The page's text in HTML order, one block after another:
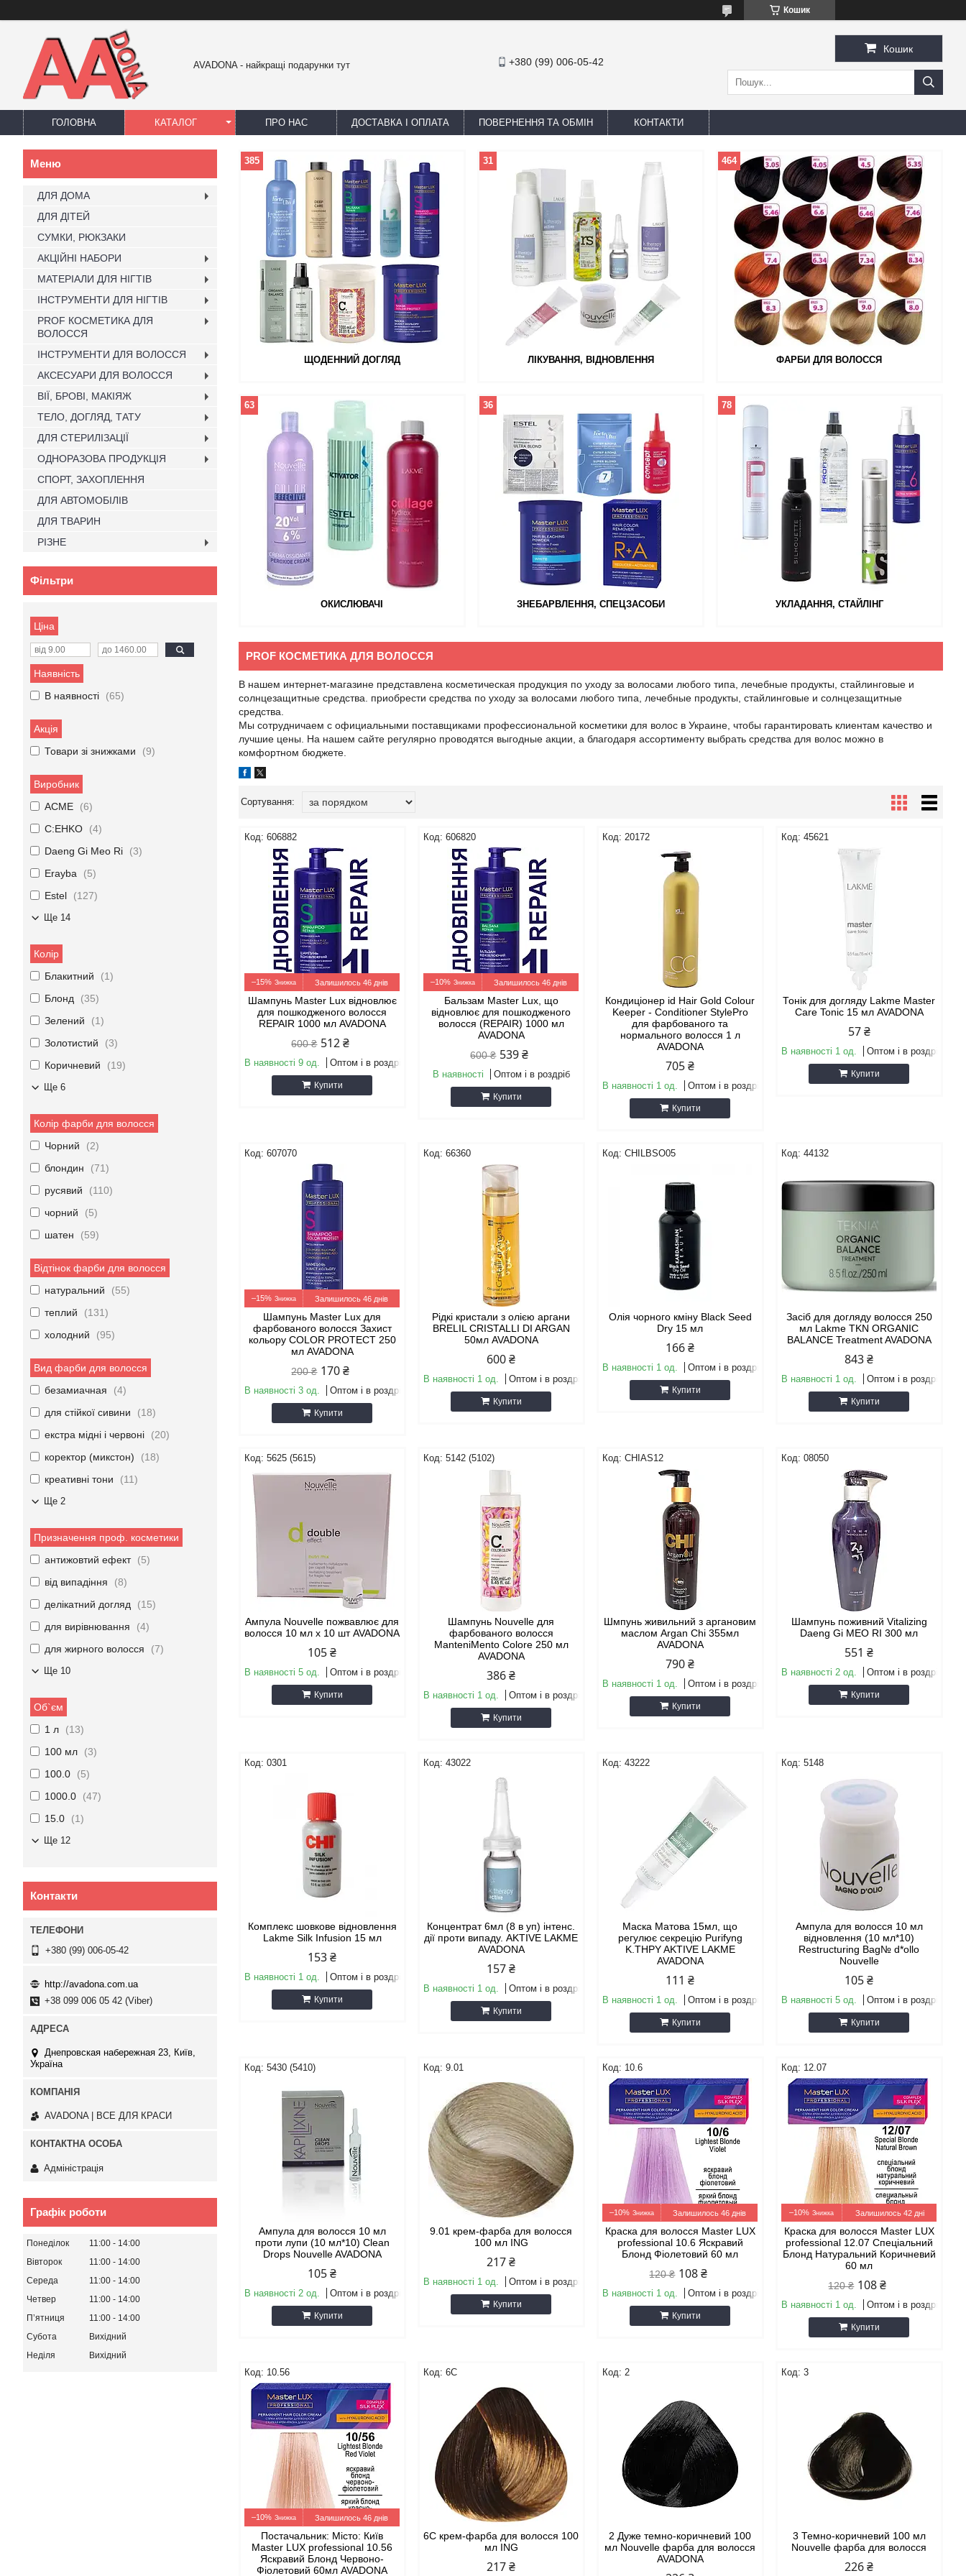
Кошик
AVADONA - найкращі подарунки тут +380 (99) 006-05-42
Кошик
ГОЛОВНА КАТАЛОГ ПРО НАС ДОСТАВКА І ОПЛАТА ПОВЕРНЕННЯ ТА ОБМІН КОНТАКТИ
ЩОДЕННИЙ ДОГЛЯД
385
ЛІКУВАННЯ, ВІДНОВЛЕННЯ
31
ФАРБИ ДЛЯ ВОЛОССЯ
464
ОКИСЛЮВАЧІ
63
ЗНЕБАРВЛЕННЯ, СПЕЦЗАСОБИ
36
УКЛАДАННЯ, СТАЙЛІНГ
78
PROF КОСМЕТИКА ДЛЯ ВОЛОССЯ
В нашем интернет-магазине представлена косметическая продукция по уходу за волосами любого типа, лечебные продукты, стайлинговые и
солнцезащитные средства. приобрести средства по уходу за волосами любого типа, лечебные продукты, стайлинговые и солнцезащитные
средства.
Мы сотрудничаем с официальными поставщиками профессиональной косметики для волос в Украине, чтобы гарантировать клиентам качество и
лучшие цены. На нашем сайте регулярно проводятся выгодные акции, а благодаря ассортименту выбрать средства для волос можно в
комфортном бюджете.
606882
–15% Залишилось 46 днів
Шампунь Master Lux відновлює
для пошкодженого волосся
REPAIR 1000 мл AVADONA
600 ₴ 512 ₴
В наявності 9 од. Оптом і в роздріб
Купити
606820
–10% Залишилось 46 днів
Бальзам Master Lux, що
відновлює для пошкодженого
волосся (REPAIR) 1000 мл
AVADONA
600 ₴ 539 ₴
В наявності Оптом і в роздріб
Купити
20172
Кондиціонер id Hair Gold Colour
Keeper - Conditioner StylePro
для фарбованого та
нормального волосся 1 л
AVADONA
705 ₴
В наявності 1 од. Оптом і в роздріб
Купити
45621
Тонік для догляду Lakme Master
Care Tonic 15 мл AVADONA
57 ₴
В наявності 1 од. Оптом і в роздріб
Купити
607070
–15% Залишилось 46 днів
Шампунь Master Lux для
фарбованого волосся Захист
кольору COLOR PROTECT 250
мл AVADONA
200 ₴ 170 ₴
В наявності 3 од. Оптом і в роздріб
Купити
66360
Рідкі кристали з олією аргани
BRELIL CRISTALLI DI ARGAN
50мл AVADONA
600 ₴
В наявності 1 од. Оптом і в роздріб
Купити
CHILBSO05
Олія чорного кміну Black Seed
Dry 15 мл
166 ₴
В наявності 1 од. Оптом і в роздріб
Купити
44132
Засіб для догляду волосся 250
мл Lakme TKN ORGANIC
BALANCE Treatment AVADONA
843 ₴
В наявності 1 од. Оптом і в роздріб
Купити
5625 (5615)
Ампула Nouvelle пожвавлює для
волосся 10 мл x 10 шт AVADONA
105 ₴
В наявності 5 од. Оптом і в роздріб
Купити
5142 (5102)
Шампунь Nouvelle для
фарбованого волосся
ManteniMento Colore 250 мл
AVADONA
386 ₴
В наявності 1 од. Оптом і в роздріб
Купити
CHIAS12
Шмпунь живильний з аргановим
маслом Argan Chi 355мл
AVADONA
790 ₴
В наявності 1 од. Оптом і в роздріб
Купити
08050
Шампунь поживний Vitalizing
Daeng Gi MEO RI 300 мл
551 ₴
В наявності 2 од. Оптом і в роздріб
Купити
0301
Комплекс шовкове відновлення
Lakme Silk Infusion 15 мл
153 ₴
В наявності 1 од. Оптом і в роздріб
Купити
43022
Концентрат 6мл (8 в уп) інтенс.
дії проти випаду. AKTIVE LAKME
AVADONA
157 ₴
В наявності 1 од. Оптом і в роздріб
Купити
43222
Маска Матова 15мл, що
регулює секрецію Purifyng
K.THPY AKTIVE LAKME
AVADONA
111 ₴
В наявності 1 од. Оптом і в роздріб
Купити
5148
Ампула для волосся 10 мл
відновлення (10 мл*10)
Restructuring Bag№ d*ollo
Nouvelle
105 ₴
В наявності 5 од. Оптом і в роздріб
Купити
5430 (5410)
Ампула для волосся 10 мл
проти лупи (10 мл*10) Clean
Drops Nouvelle AVADONA
105 ₴
В наявності 2 од. Оптом і в роздріб
Купити
9.01
9.01 крем-фарба для волосся
100 мл ING
217 ₴
В наявності 1 од. Оптом і в роздріб
Купити
10.6
–10% Залишилось 46 днів
Краска для волосся Master LUX
professional 10.6 Яскравий
Блонд Фіолетовий 60 мл
120 ₴ 108 ₴
В наявності 1 од. Оптом і в роздріб
Купити
12.07
–10% Залишилось 42 дні
Краска для волосся Master LUX
professional 12.07 Спеціальний
Блонд Натуральний Коричневий
60 мл
120 ₴ 108 ₴
В наявності 1 од. Оптом і в роздріб
Купити
10.56
–10% Залишилось 46 днів
Постачальник: Місто: Київ
Master LUX professional 10.56
Яскравий Блонд Червоно-
Фіолетовий 60мл AVADONA
6С
6С крем-фарба для волосся 100
мл ING
217 ₴
2
2 Дуже темно-коричневий 100
мл Nouvelle фарба для волосся
AVADONA
3
3 Темно-коричневий 100 мл
Nouvelle фарба для волосся
226 ₴
ДЛЯ ДОМА
ДЛЯ ДІТЕЙ
СУМКИ, РЮКЗАКИ
АКЦІЙНІ НАБОРИ
МАТЕРІАЛИ ДЛЯ НІГТІВ
ІНСТРУМЕНТИ ДЛЯ НІГТІВ
PROF КОСМЕТИКА ДЛЯ
ВОЛОССЯ
ІНСТРУМЕНТИ ДЛЯ ВОЛОССЯ
АКСЕСУАРИ ДЛЯ ВОЛОССЯ
ВІЇ, БРОВІ, МАКІЯЖ
ТЕЛО, ДОГЛЯД, ТАТУ
ДЛЯ СТЕРИЛІЗАЦІЇ
ОДНОРАЗОВА ПРОДУКЦІЯ
СПОРТ, ЗАХОПЛЕННЯ
ДЛЯ АВТОМОБІЛІВ
ДЛЯ ТВАРИН
РІЗНЕ
Фільтри
Ціна
Наявність
В наявності
65
Акція
Товари зі знижками
9
Виробник
ACME
6
C:EHKO
4
Daeng Gi Meo Ri
3
Erayba
5
Estel
127
Ще 14
Колір
Блакитний
1
Блонд
35
Зелений
1
Золотистий
3
Коричневий
19
Ще 6
Колір фарби для волосся
Чорний
2
блондин
71
русявий
110
чорний
5
шатен
59
Відтінок фарби для волосся
натуральний
55
теплий
131
холодний
95
Вид фарби для волосся
безамиачная
4
для стійкої сивини
18
екстра мідні і червоні
20
коректор (микстон)
18
креативні тони
11
Ще 2
Призначення проф. косметики
антижовтий ефект
5
від випадіння
8
делікатний догляд
15
для вирівнювання
4
для жирного волосся
7
Ще 10
Об`єм
1 л
13
100 мл
3
100.0
5
1000.0
47
15.0
1
Ще 12
Контакти
+380 (99) 006-05-42
http://avadona.com.ua
+38 099 006 05 42 (Viber)
Днепровская набережная 23, Київ,
Україна
AVADONA | ВСЕ ДЛЯ КРАСИ
Адміністрація
Графік роботи
Понеділок 11:00
14:00
Вівторок
11:00
14:00
Середа
11:00
14:00
Четвер
11:00
14:00
Пʼятниця
11:00
14:00
Субота
Вихідний
Неділя
Вихідний